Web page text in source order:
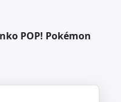
POP! Pokémon